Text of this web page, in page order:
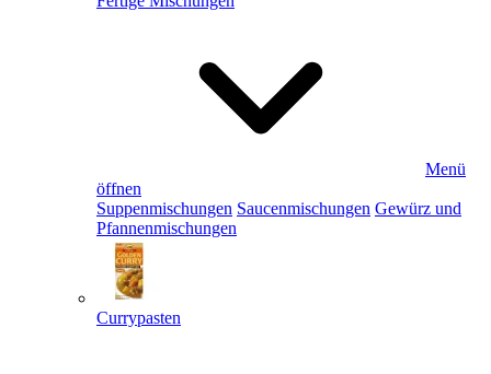
Menü
öffnen
Suppenmischungen Saucenmischungen Gewürz und
Pfannenmischungen
Currypasten